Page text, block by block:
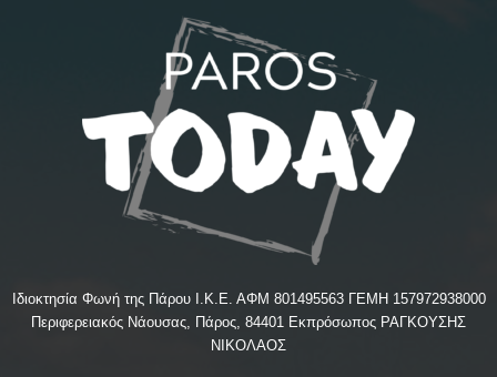
Ιδιοκτησία Φωνή της Πάρου Ι.Κ.Ε. ΑΦΜ 801495563 ΓΕΜΗ 157972938000
Περιφερειακός Νάουσας, Πάρος, 84401 Εκπρόσωπος ΡΑΓΚΟΥΣΗΣ
ΝΙΚΟΛΑΟΣ